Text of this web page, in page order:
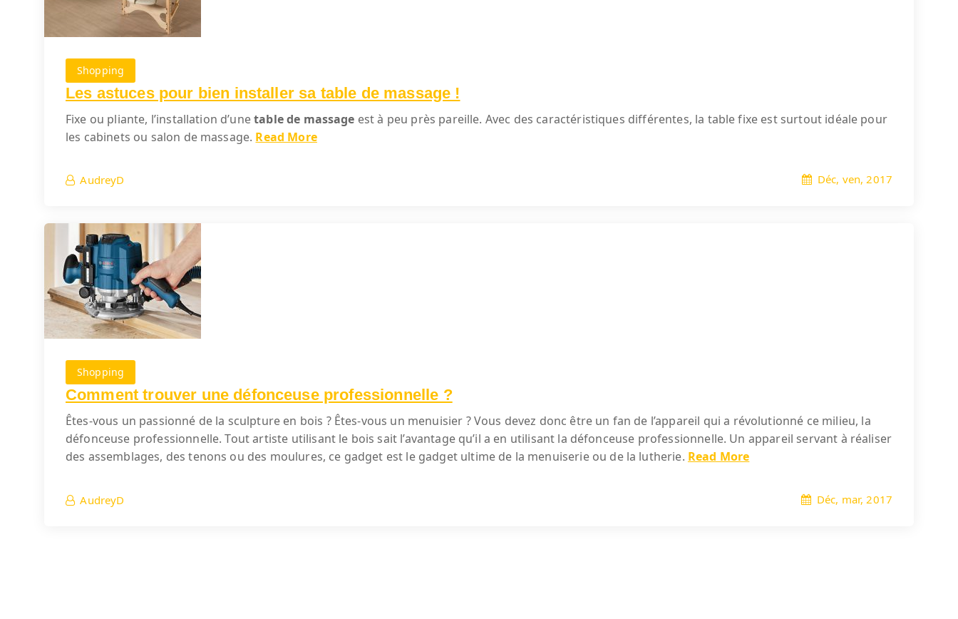
Shopping
Les astuces pour bien installer sa table de massage !
Fixe ou pliante, l’installation d’unetable de massage est à peu près pareille. Avec des caractéristiques différentes, la table fixe est surtout idéale pour
les cabinets ou salon de massage. Read More
AudreyD Déc, ven, 2017
Shopping
Comment trouver une défonceuse professionnelle ?
Êtes-vous un passionné de la sculpture en bois ? Êtes-vous un menuisier ? Vous devez donc être un fan de l’appareil qui a révolutionné ce milieu, la
défonceuse professionnelle. Tout artiste utilisant le bois sait l’avantage qu’il a en utilisant la défonceuse professionnelle. Un appareil servant à réaliser
des assemblages, des tenons ou des moulures, ce gadget est le gadget ultime de la menuiserie ou de la lutherie. Read More
AudreyD Déc, mar, 2017